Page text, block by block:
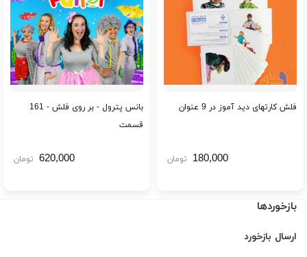
فلش کارتهای دید آموز در 9 عنوان
180,000 تومان
بانس پترول - بر روی فلش - 161
قسمت
620,000 تومان
بازخوردها
ارسال بازخورد